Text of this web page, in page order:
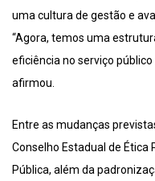
uma cultura de gestão e
“Agora, temos uma
eficiência no serviço
afirmou.
Entre as mudanças
Conselho Estadual de Ética
Pública, além da